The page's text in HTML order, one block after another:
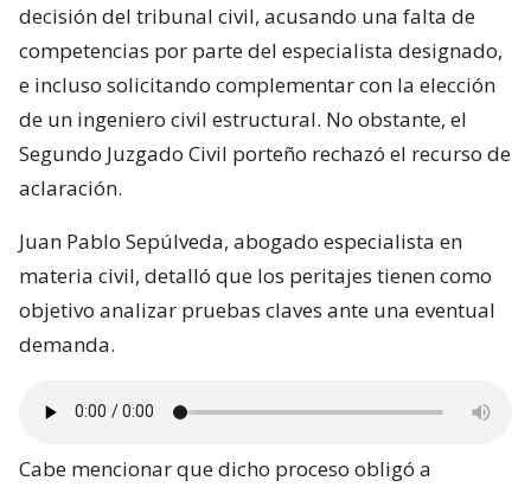
decisión del tribunal civil, acusando una falta de
competencias por parte del especialista designado,
e incluso solicitando complementar con la elección
de un ingeniero civil estructural. No obstante, el
Segundo Juzgado Civil porteño rechazó el recurso de
aclaración.
Juan Pablo Sepúlveda, abogado especialista en
materia civil, detalló que los peritajes tienen como
objetivo analizar pruebas claves ante una eventual
demanda.
Cabe mencionar que dicho proceso obligó a